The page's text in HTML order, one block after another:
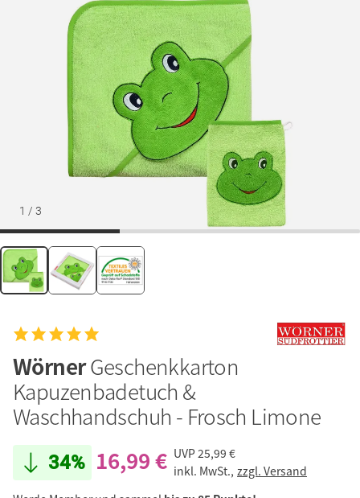
1 / 3
WörnerGeschenkkarton
Kapuzenbadetuch &
Waschhandschuh - Frosch Limone
34% 16,99 € UVP25,99 €
inkl. MwSt., zzgl. Versand